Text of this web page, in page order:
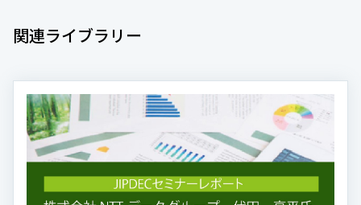
関連ライブラリー